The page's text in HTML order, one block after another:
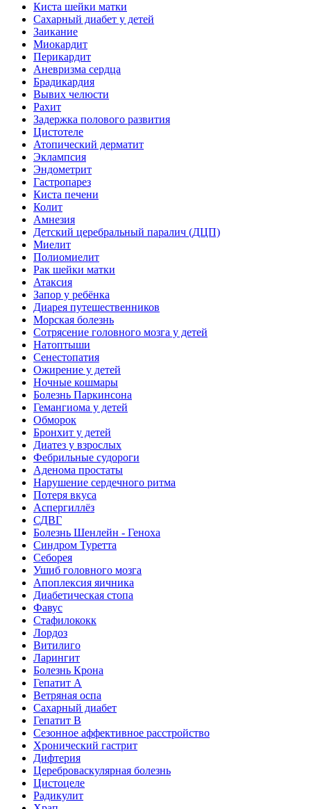
Киста шейки матки
Сахарный диабет у детей
Заикание
Миокардит
Перикардит
Аневризма сердца
Брадикардия
Вывих челюсти
Рахит
Задержка полового развития
Цистотеле
Атопический дерматит
Эклампсия
Эндометрит
Гастропарез
Киста печени
Колит
Амнезия
Детский церебральный паралич (ДЦП)
Миелит
Полиомиелит
Рак шейки матки
Атаксия
Запор у ребёнка
Диарея путешественников
Морская болезнь
Сотрясение головного мозга у детей
Натоптыши
Сенестопатия
Ожирение у детей
Ночные кошмары
Болезнь Паркинсона
Гемангиома у детей
Обморок
Бронхит у детей
Диатез у взрослых
Фебрильные судороги
Аденома простаты
Нарушение сердечного ритма
Потеря вкуса
Аспергиллёз
СДВГ
Болезнь Шенлейн - Геноха
Синдром Туретта
Себорея
Ушиб головного мозга
Апоплексия яичника
Диабетическая стопа
Фавус
Стафилококк
Лордоз
Витилиго
Ларингит
Болезнь Крона
Гепатит A
Ветряная оспа
Сахарный диабет
Гепатит B
Сезонное аффективное расстройство
Хронический гастрит
Дифтерия
Цереброваскулярная болезнь
Цистоцеле
Радикулит